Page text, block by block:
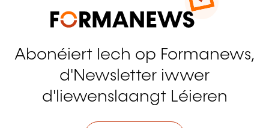
Abonéiert Iech op Formanews,
d'Newsletter iwwer
d'liewenslaangt Léieren